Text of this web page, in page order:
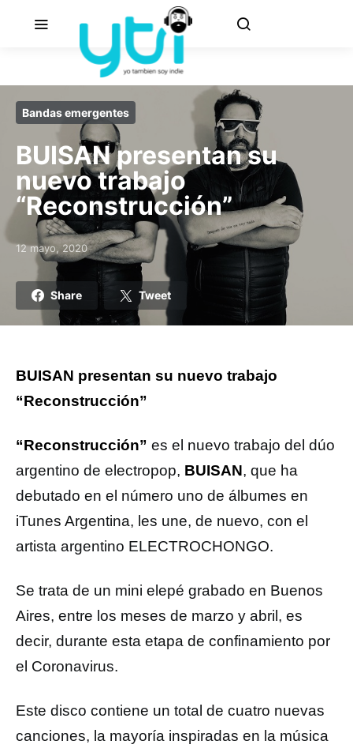
Bandas emergentes
BUISAN presentan su
nuevo trabajo
“Reconstrucción”
Posted on
12 mayo, 2020
Share Tweet
BUISAN presentan su nuevo trabajo
“Reconstrucción”
“Reconstrucción” es el nuevo trabajo del dúo
argentino de electropop, BUISAN, que ha
debutado en el número uno de álbumes en
iTunes Argentina, les une, de nuevo, con el
artista argentino ELECTROCHONGO.
Se trata de un mini elepé grabado en Buenos
Aires, entre los meses de marzo y abril, es
decir, durante esta etapa de confinamiento por
el Coronavirus.
Este disco contiene un total de cuatro nuevas
canciones, la mayoría inspiradas en la música